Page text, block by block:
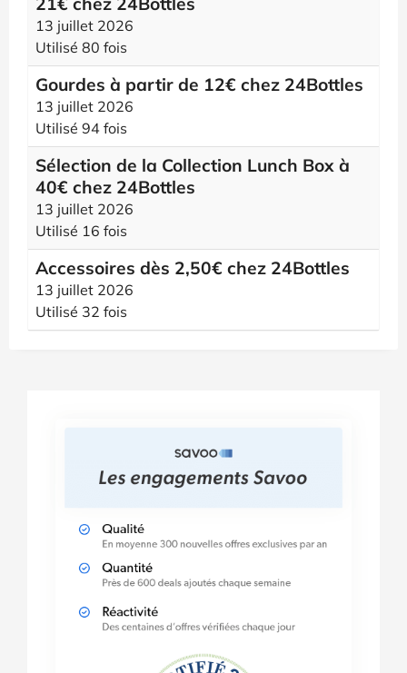
13 juillet 2026
Utilisé 80 fois
Gourdes à partir de 12€ chez 24Bottles
13 juillet 2026
Utilisé 94 fois
Sélection de la Collection Lunch Box à
40€ chez 24Bottles
13 juillet 2026
Utilisé 16 fois
Accessoires dès 2,50€ chez 24Bottles
13 juillet 2026
Utilisé 32 fois